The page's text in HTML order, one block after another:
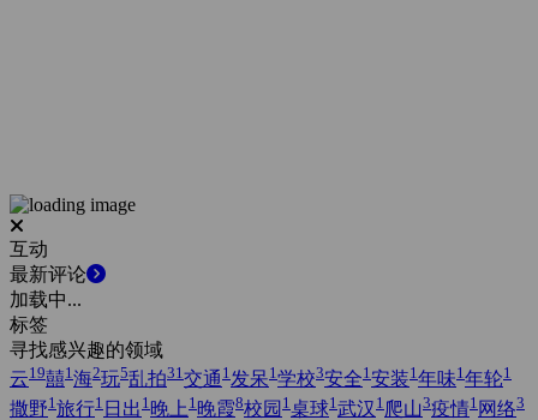
互动
最新评论
加载中...
标签
寻找感兴趣的领域
云19囍1海2玩5乱拍31交通 1发呆1学校3安全1安装1年味1年轮1
撒野1 旅行1 日出 1 晚上 1 晚霞8校园 1 桌球1 武汉 1 爬山3疫情1 网络3